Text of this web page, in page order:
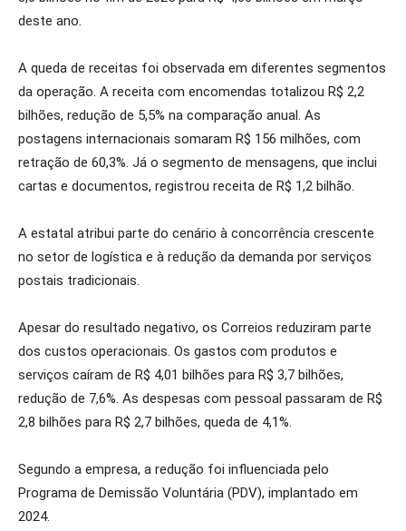
deste ano.
A queda de receitas foi observada em diferentes segmentos
da operação. A receita com encomendas totalizou R$ 2,2
bilhões, redução de 5,5% na comparação anual. As
postagens internacionais somaram R$ 156 milhões, com
retração de 60,3%. Já o segmento de mensagens, que inclui
cartas e documentos, registrou receita de R$ 1,2 bilhão.
A estatal atribui parte do cenário à concorrência crescente
no setor de logística e à redução da demanda por serviços
postais tradicionais.
Apesar do resultado negativo, os Correios reduziram parte
dos custos operacionais. Os gastos com produtos e
serviços caíram de R$ 4,01 bilhões para R$ 3,7 bilhões,
redução de 7,6%. As despesas com pessoal passaram de R$
2,8 bilhões para R$ 2,7 bilhões, queda de 4,1%.
Segundo a empresa, a redução foi influenciada pelo
Programa de Demissão Voluntária (PDV), implantado em
2024.